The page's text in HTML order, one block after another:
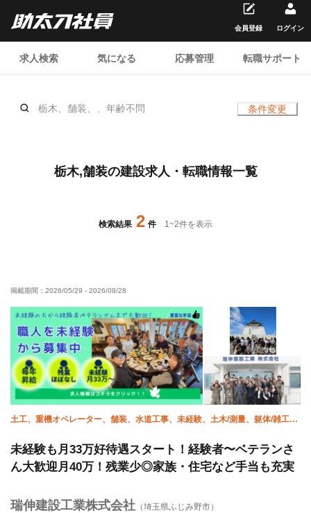
求人検索 気になる 応募管理 転職サポート
会員登録 ログイン
栃木、舗装、、年齢不問 条件変更
栃木,舗装の建設求人・転職情報一覧
検索結果 2 件 1~2件を表示
掲載期間： 2026/05/29 - 2026/08/28
土工、重機オペレーター、舗装、水道工事、未経験、土木/測量、躯体/雑工、
未経験も月33万好待遇スタート！経験者〜ベテランさ
ん大歓迎月40万！残業少◎家族・住宅など手当も充実
瑞伸建設工業株式会社 （埼玉県ふじみ野市）